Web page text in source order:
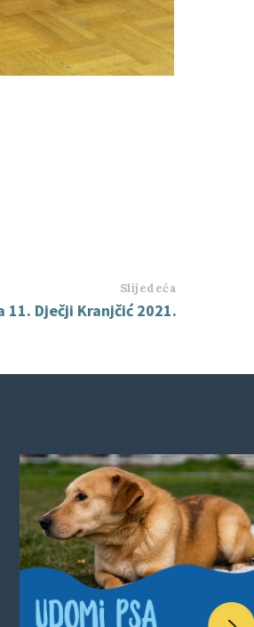
Slijedeća
11. Dječji Kranjčić 2021.